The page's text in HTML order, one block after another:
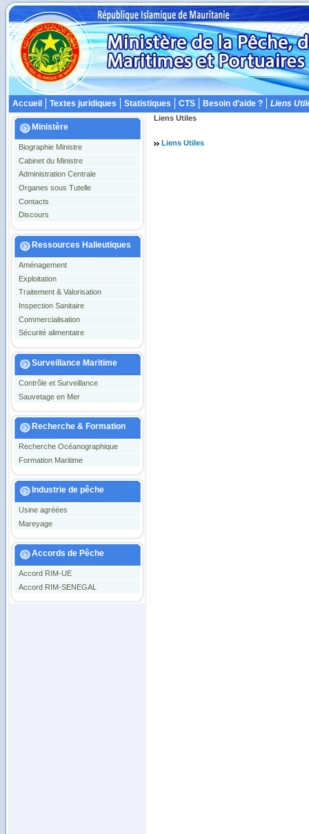
Accueil Textes juridiques Statistiques CTS Besoin d’aide ? Liens
Ministère
Biographie Ministre
Cabinet du Ministre
Administration Centrale
Organes sous Tutelle
Contacts
Discours
Ressources Halieutiques
Aménagement
Exploitation
Traitement & Valorisation
Inspection Sanitaire
Commercialisation
Sécurité alimentaire
Surveillance Maritime
Contrôle et Surveillance
Sauvetage en Mer
Recherche & Formation
Recherche Océanographique
Formation Maritime
Industrie de pêche
Usine agréées
Mareyage
Accords de Pêche
Accord RIM-UE
Accord RIM-SENEGAL
Liens Utiles
Liens Utiles